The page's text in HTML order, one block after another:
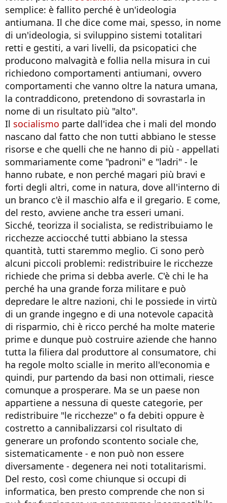
semplice: è fallito perché è un'ideologia
antiumana. Il che dice come mai, spesso, in nome
di un'ideologia, si sviluppino sistemi totalitari
retti e gestiti, a vari livelli, da psicopatici che
producono malvagità e follia nella misura in cui
richiedono comportamenti antiumani, ovvero
comportamenti che vanno oltre la natura umana,
la contraddicono, pretendono di sovrastarla in
nome di un risultato più "alto".
Il socialismo parte dall'idea che i mali del mondo
nascano dal fatto che non tutti abbiano le stesse
risorse e che quelli che ne hanno di più - appellati
sommariamente come "padroni" e "ladri" - le
hanno rubate, e non perché magari più bravi e
forti degli altri, come in natura, dove all'interno di
un branco c'è il maschio alfa e il gregario. E come,
del resto, avviene anche tra esseri umani.
Sicché, teorizza il socialista, se redistribuiamo le
ricchezze acciocché tutti abbiano la stessa
quantità, tutti staremmo meglio. Ci sono però
alcuni piccoli problemi: redistribuire le ricchezze
richiede che prima si debba averle. C'è chi le ha
perché ha una grande forza militare e può
depredare le altre nazioni, chi le possiede in virtù
di un grande ingegno e di una notevole capacità
di risparmio, chi è ricco perché ha molte materie
prime e dunque può costruire aziende che hanno
tutta la filiera dal produttore al consumatore, chi
ha regole molto scialle in merito all'economia e
quindi, pur partendo da basi non ottimali, riesce
comunque a prosperare. Ma se un paese non
appartiene a nessuna di queste categorie, per
redistribuire "le ricchezze" o fa debiti oppure è
costretto a cannibalizzarsi col risultato di
generare un profondo scontento sociale che,
sistematicamente - e non può non essere
diversamente - degenera nei noti totalitarismi.
Del resto, così come chiunque si occupi di
informatica, ben presto comprende che non si